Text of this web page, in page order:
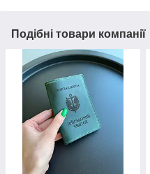
Подібні товари компанії